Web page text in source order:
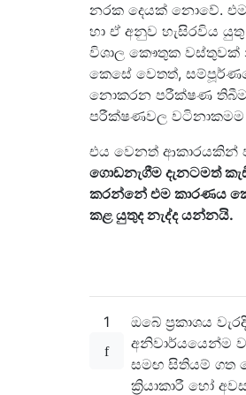
නරක දෙයක් නොවේ.
හා ඒ අනුව හැසිරවිය
විශාල කෞතුක වස්තුවක්
කෙසේ වෙතත්,
නොකරන පරීක්ෂණ තිබීම
පරීක්ෂණවල වටිනාකමම
එය වෙනත් ආකාරයකින්
ගොඩනැගීම දැනටමත්
කරන්නේ එම කාරණය
කළ යුතුද නැද්ද යන්නයි.
1
ඔබේ ප්‍රකාශය
අනිවාර්යයෙන්ම
සමඟ සිතියම් ගත
ක්‍රියාකාරී හෝ